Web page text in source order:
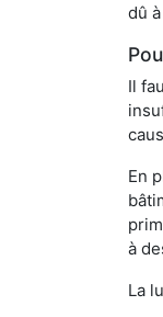
dû
Il
En
à
La